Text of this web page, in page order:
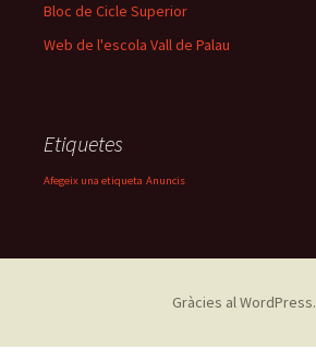
Bloc de Cicle Superior
Web de l'escola Vall de Palau
Etiquetes
Afegeix una etiqueta Anuncis
Gràcies al WordPress.